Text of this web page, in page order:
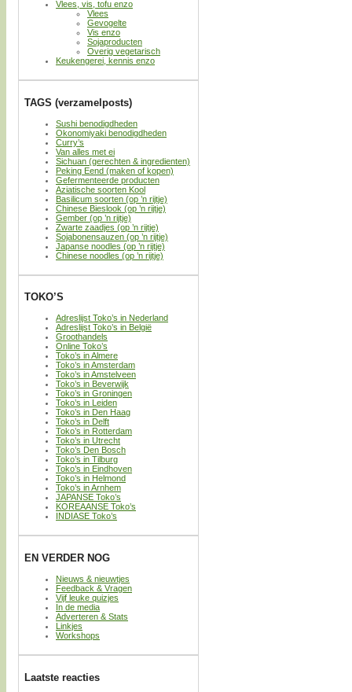
Vlees, vis, tofu enzo
Vlees
Gevogelte
Vis enzo
Sojaproducten
Overig vegetarisch
Keukengerei, kennis enzo
TAGS (verzamelposts)
Sushi benodigdheden
Okonomiyaki benodigdheden
Curry’s
Van alles met ei
Sichuan (gerechten & ingredienten)
Peking Eend (maken of kopen)
Gefermenteerde producten
Aziatische soorten Kool
Basilicum soorten (op ’n rijtje)
Chinese Bieslook (op ’n rijtje)
Gember (op ’n rijtje)
Zwarte zaadjes (op ’n rijtje)
Sojabonensauzen (op ’n rijtje)
Japanse noodles (op ’n rijtje)
Chinese noodles (op ’n rijtje)
TOKO’S
Adreslijst Toko’s in Nederland
Adreslijst Toko’s in België
Groothandels
Online Toko’s
Toko’s in Almere
Toko’s in Amsterdam
Toko’s in Amstelveen
Toko’s in Beverwijk
Toko’s in Groningen
Toko’s in Leiden
Toko’s in Den Haag
Toko’s in Delft
Toko’s in Rotterdam
Toko’s in Utrecht
Toko’s Den Bosch
Toko’s in Tilburg
Toko’s in Eindhoven
Toko’s in Helmond
Toko’s in Arnhem
JAPANSE Toko’s
KOREAANSE Toko’s
INDIASE Toko’s
EN VERDER NOG
Nieuws & nieuwtjes
Feedback & Vragen
Vijf leuke quizjes
In de media
Adverteren & Stats
Linkjes
Workshops
Laatste reacties